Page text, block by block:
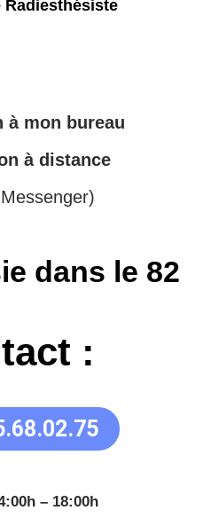
à mon bureau
à distance
dans le 82
:
– 18:00h